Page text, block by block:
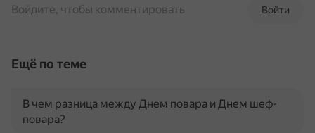
Войти
Войдите, чтобы комментировать
Ещё по теме
В чем разница между Днем повара и Днем шеф-
повара?